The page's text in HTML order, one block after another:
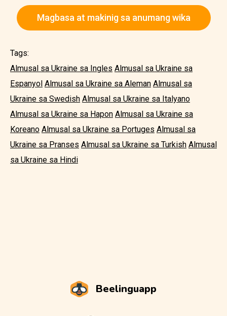
Magbasa at makinig sa anumang wika
Tags:
Almusal sa Ukraine sa Ingles Almusal sa Ukraine sa
Espanyol Almusal sa Ukraine sa Aleman Almusal sa
Ukraine sa Swedish Almusal sa Ukraine sa Italyano
Almusal sa Ukraine sa Hapon Almusal sa Ukraine sa
Koreano Almusal sa Ukraine sa Portuges Almusal sa
Ukraine sa Pranses Almusal sa Ukraine sa Turkish Almusal
sa Ukraine sa Hindi
Beelinguapp